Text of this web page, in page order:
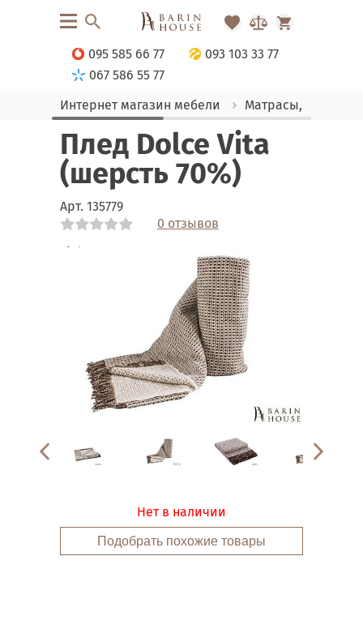
095 585 66 77
093 103 33 77
067 586 55 77
Интернет магазин мебели
Матрасы, текстиль
Плед Dolce Vita
(шерсть 70%)
Арт. 135779
0 отзывов
Link
Link
Link
Link
Нет в наличии
Подобрать похожие товары